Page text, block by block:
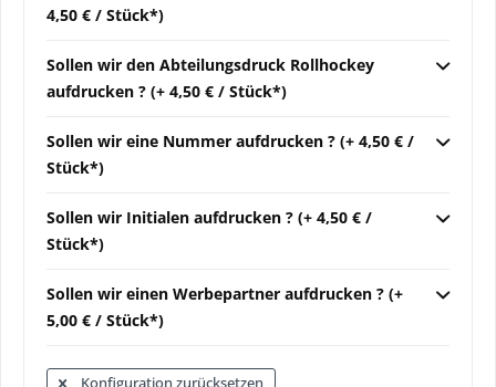
4,50 € / Stück*)
Sollen wir den Abteilungsdruck Rollhockey
aufdrucken ? (+ 4,50 € / Stück*)
Sollen wir eine Nummer aufdrucken ? (+ 4,50 € /
Stück*)
Sollen wir Initialen aufdrucken ? (+ 4,50 € /
Stück*)
Sollen wir einen Werbepartner aufdrucken ? (+
5,00 € / Stück*)
Konfiguration zurücksetzen